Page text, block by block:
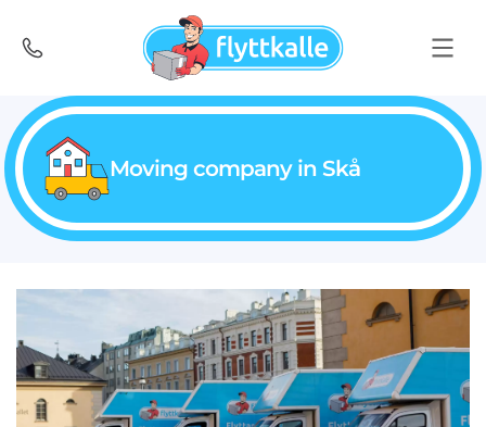
Moving company in Skå